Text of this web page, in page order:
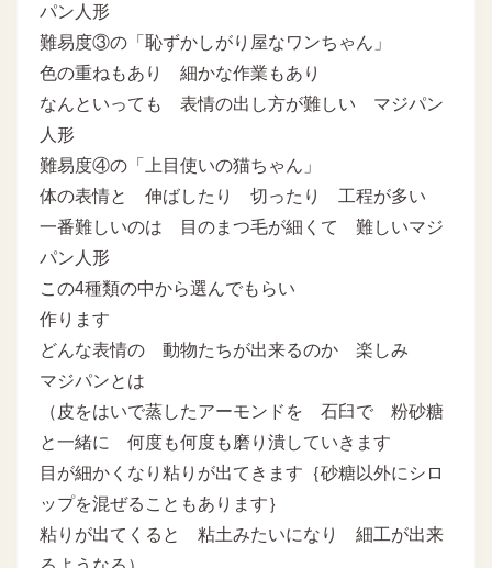
パン人形
難易度③の「恥ずかしがり屋なワンちゃん」
色の重ねもあり 細かな作業もあり
なんといっても 表情の出し方が難しい マジパン
人形
難易度④の「上目使いの猫ちゃん」
体の表情と 伸ばしたり 切ったり 工程が多い
一番難しいのは 目のまつ毛が細くて 難しいマジ
パン人形
この4種類の中から選んでもらい
作ります
どんな表情の 動物たちが出来るのか 楽しみ
マジパンとは
（皮をはいで蒸したアーモンドを 石臼で 粉砂糖
と一緒に 何度も何度も磨り潰していきます
目が細かくなり粘りが出てきます｛砂糖以外にシロ
ップを混ぜることもあります｝
粘りが出てくると 粘土みたいになり 細工が出来